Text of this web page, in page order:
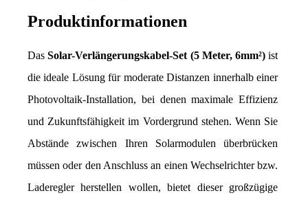
Produktinformationen
Das Solar-Verlängerungskabel-Set (5 Meter, 6mm²) ist
die ideale Lösung für moderate Distanzen innerhalb einer
Photovoltaik-Installation, bei denen maximale Effizienz
und Zukunftsfähigkeit im Vordergrund stehen. Wenn Sie
Abstände zwischen Ihren Solarmodulen überbrücken
müssen oder den Anschluss an einen Wechselrichter bzw.
Laderegler herstellen wollen, bietet dieser großzügige